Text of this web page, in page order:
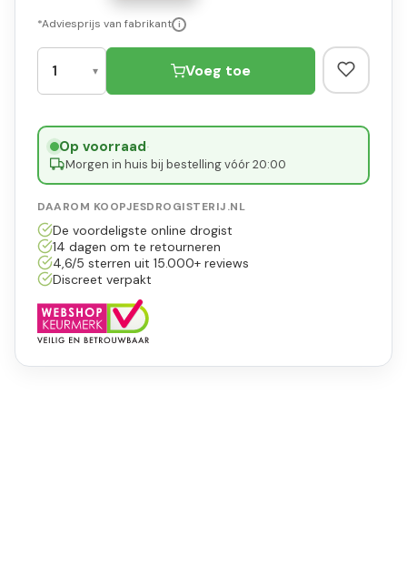
*Adviesprijs van fabrikant i
Voeg toe
Op voorraad·
Morgen in huis bij bestelling vóór 20:00
DAAROM KOOPJESDROGISTERIJ.NL
De voordeligste online drogist
14 dagen om te retourneren
4,6/5 sterren uit 15.000+ reviews
Discreet verpakt